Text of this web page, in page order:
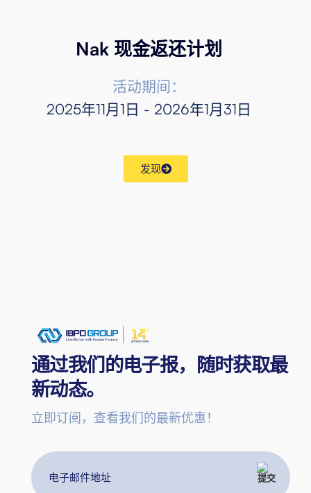
Nak 现金返还计划
活动期间：
2025年11月1日 - 2026年1月31日
发现
通过我们的电子报，随时获取最
新动态。
立即订阅，查看我们的最新优惠！